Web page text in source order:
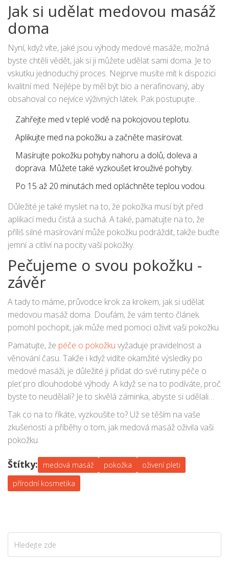
Jak si udělat medovou masáž
doma
Nyní, když víte, jaké jsou výhody medové masáže, možná
byste chtěli vědět, jak si ji můžete udělat sami doma. Je to
vskutku jednoduchý proces. Nejprve musíte mít k dispozici
kvalitní med. Nejlépe by měl být bio a nerafinovaný, aby
obsahoval co nejvíce výživných látek. Pak postupujte
Zahřejte med v teplé vodě na pokojovou teplotu.
Aplikujte med na pokožku a začněte masírovat.
Masírujte pokožku pohyby nahoru a dolů, doleva a
doprava. Můžete také vyzkoušet krouživé pohyby.
Po 15 až 20 minutách med opláchněte teplou vodou.
Důležité je také myslet na to, že pokožka musí být před
aplikací medu čistá a suchá. A také, pamatujte na to, že
příliš silné masírování může pokožku podráždit, takže buďte
jemní a citliví na pocity vaší pokožky.
Pečujeme o svou pokožku -
závěr
A tady to máme, průvodce krok za krokem, jak si udělat
medovou masáž doma. Doufám, že vám tento článek
pomohl pochopit, jak může med pomoci oživit vaši pokožku.
Pamatujte, že péče o pokožku vyžaduje pravidelnost a
věnování času. Takže i když vidíte okamžité výsledky po
medové masáži, je důležité ji přidat do své rutiny péče o
pleť pro dlouhodobé výhody. A když se na to podíváte, proč
byste to neudělali? Je to skvělá záminka, abyste si udělali
trochu času pro sebe a užili si luxusní péče v komfortu
svého vlastního domova.
Tak co na to říkáte, vyzkoušíte to? Už se těším na vaše
zkušenosti a příběhy o tom, jak medová masáž oživila vaši
pokožku.
Štítky: medová masáž pokožka
oživení pleti
přírodní kosmetika